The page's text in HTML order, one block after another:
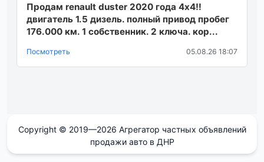
Продам renault duster 2020 года 4x4‼️
двигатель 1.5 дизель. полный привод пробег
176.000 км. 1 собственник. 2 ключа. кор...
Посмотреть 05.08.26 18:07
Copyright © 2019—2026 Агрегатор частных объявлений
продажи авто в ДНР